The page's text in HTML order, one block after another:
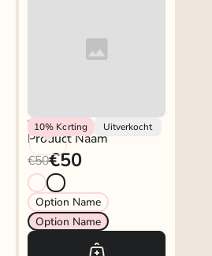
10% Korting Uitverkocht
Vendor
Product Naam
€50€50
Option Name
Option Name